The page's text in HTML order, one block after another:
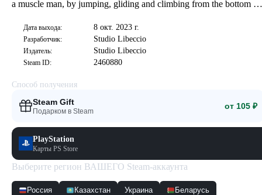
a muscle man, by jumping, gliding and climbing from the bottom of
Дата выхода: 8 окт. 2023 г.
Разработчик: Studio Libeccio
Издатель: Studio Libeccio
Steam ID: 2460880
Способ получения
Steam Gift
Подарком в Steam
от 105 ₽
PlayStation
Карты PS Store
Выберите регион ВАШЕГО Steam-аккаунта
Россия Казахстан Украина Беларусь